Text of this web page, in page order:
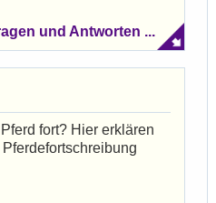
und Antworten ...
fort? Hier erklären